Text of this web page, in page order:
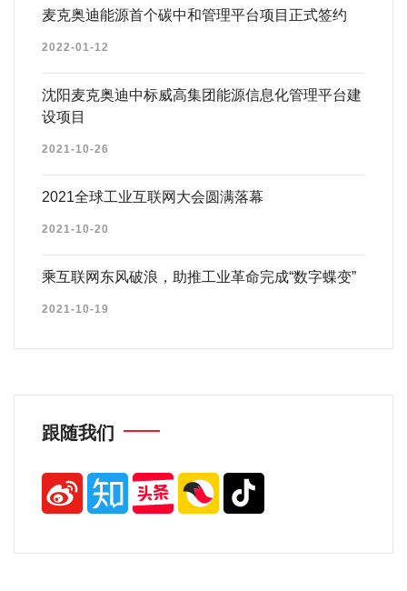
麦克奥迪能源首个碳中和管理平台项目正式签约
2022-01-12
沈阳麦克奥迪中标威高集团能源信息化管理平台建
设项目
2021-10-26
2021全球工业互联网大会圆满落幕
2021-10-20
乘互联网东风破浪，助推工业革命完成“数字蝶变”
2021-10-19
跟随我们